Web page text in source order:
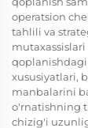
operatsion
tahlili va
xususiyatlari,
manbalarini
o'rnatishning
chizig'i